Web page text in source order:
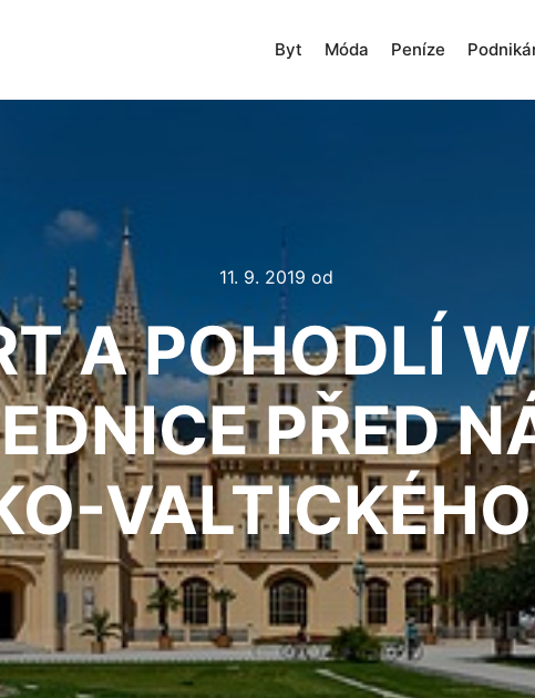
Byt Móda Peníze
11. 9. 2019 od
A POHODLÍ
PŘED